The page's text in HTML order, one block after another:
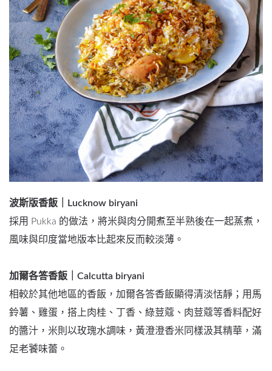
波斯版香飯｜Lucknow biryani
採用 Pukka 的做法，將米與肉分開煮至半熟後在一起蒸煮，
風味與印度當地版本比起來反而較淡薄。
加爾各答香飯｜Calcutta biryani
相較於其他地區的香飯，加爾各答香飯顯得清淡恬靜；用馬
鈴薯、雞蛋，搭上肉桂、丁香、綠荳蔻、肉荳蔻等香料配好
的醬汁，米則以玫瑰水調味，黃澄澄香米同樣汲其精華，滿
足老饕味蕾。